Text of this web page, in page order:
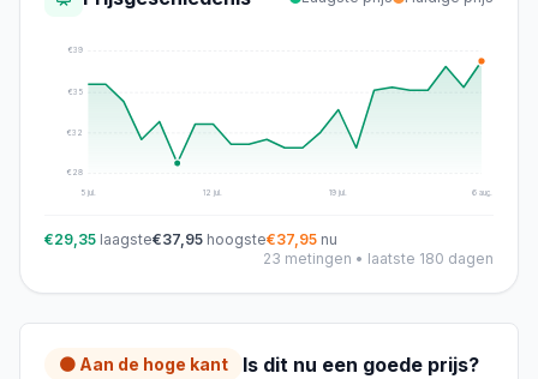
€ 28
€32
€35
€39
5 jul. 12 jul. 19 jul. 6 aug.
€29,35 laagste€37,95 hoogste€37,95 nu
23 metingen • laatste 180 dagen
🟠 Aan de hoge kant Is dit nu een goede prijs?